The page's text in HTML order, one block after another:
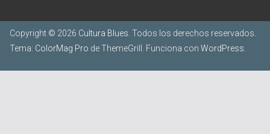
Copyright © 2026 Cultura Blues. Todos los derechos reservados.
Tema: ColorMag Pro de ThemeGrill. Funciona con WordPress.